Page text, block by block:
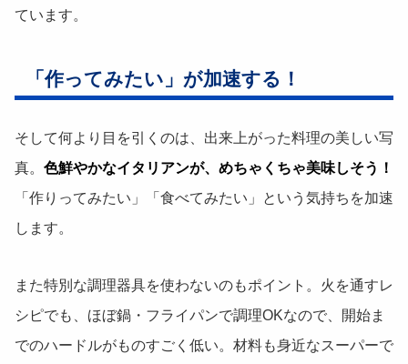
ています。
「作ってみたい」が加速する！
そして何より目を引くのは、出来上がった料理の美しい写
真。 色鮮やかなイタリアンが、めちゃくちゃ美味しそう！
「作りってみたい」「食べてみたい」という気持ちを加速
します。
また特別な調理器具を使わないのもポイント。火を通すレ
シピでも、ほぼ鍋・フライパンで調理OKなので、開始ま
でのハードルがものすごく低い。材料も身近なスーパーで